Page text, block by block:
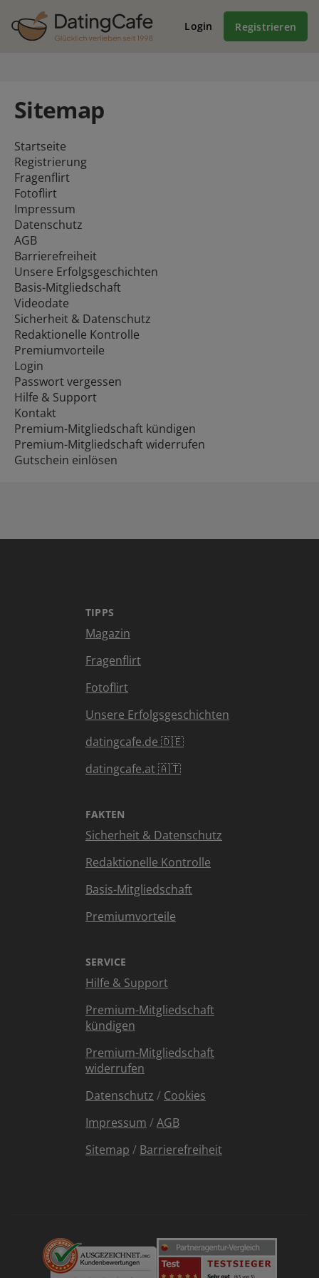
Login Registrieren
Sitemap
Startseite
Registrierung
Fragenflirt
Fotoflirt
Impressum
Datenschutz
AGB
Barrierefreiheit
Unsere Erfolgsgeschichten
Basis-Mitgliedschaft
Videodate
Sicherheit & Datenschutz
Redaktionelle Kontrolle
Premiumvorteile
Login
Passwort vergessen
Hilfe & Support
Kontakt
Premium-Mitgliedschaft kündigen
Premium-Mitgliedschaft widerrufen
Gutschein einlösen
TIPPS
Magazin
Fragenflirt
Fotoflirt
Unsere Erfolgsgeschichten
datingcafe.de 🇩🇪
datingcafe.at 🇦🇹
FAKTEN
Sicherheit & Datenschutz
Redaktionelle Kontrolle
Basis-Mitgliedschaft
Premiumvorteile
SERVICE
Hilfe & Support
Premium-Mitgliedschaft
kündigen
Premium-Mitgliedschaft
widerrufen
Datenschutz / Cookies
Impressum /AGB
Sitemap / Barrierefreiheit